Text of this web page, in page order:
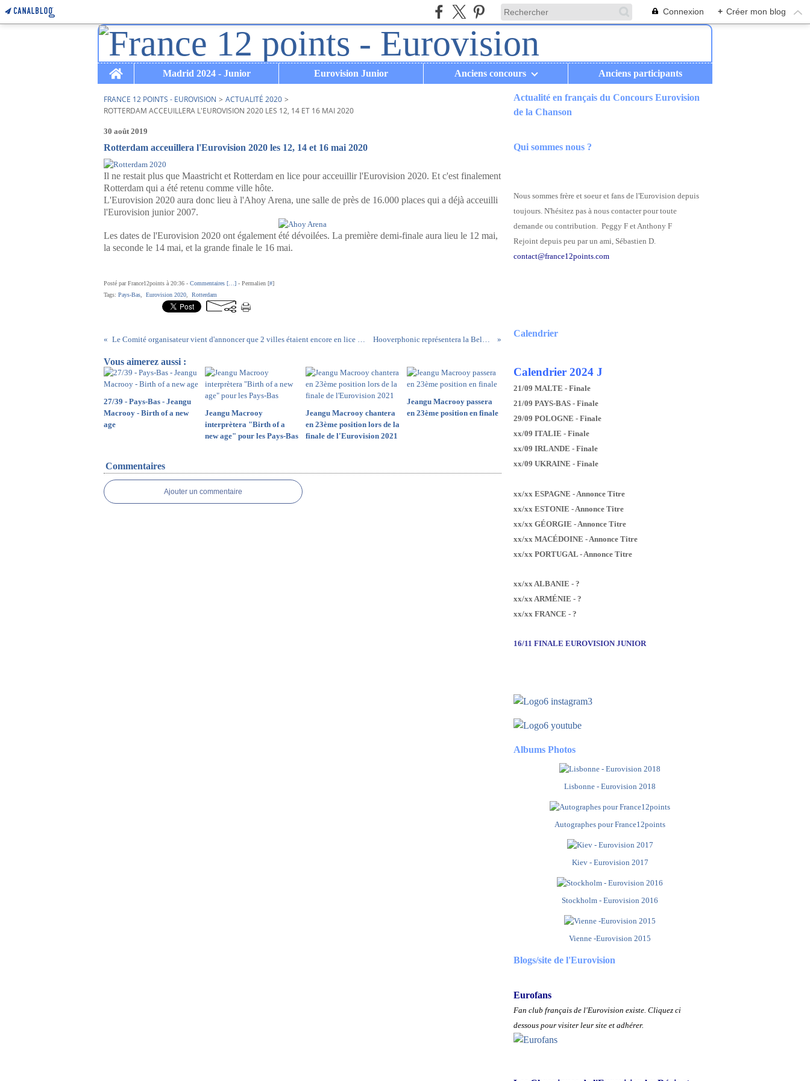
Connexion + Créer mon blog
Home
Madrid 2024 - Junior Eurovision Junior Anciens concours Anciens participants
FRANCE 12 POINTS - EUROVISION > ACTUALITÉ 2020 >
ROTTERDAM ACCEUILLERA L'EUROVISION 2020 LES 12, 14 ET 16 MAI 2020
30 août 2019
Rotterdam acceuillera l'Eurovision 2020 les 12, 14 et 16 mai 2020
Il ne restait plus que Maastricht et Rotterdam en lice pour acceuillir l'Eurovision 2020. Et c'est finalement
Rotterdam qui a été retenu comme ville hôte.
L'Eurovision 2020 aura donc lieu à l'Ahoy Arena, une salle de près de 16.000 places qui a déjà acceuilli
l'Eurovision junior 2007.
Les dates de l'Eurovision 2020 ont également été dévoilées. La première demi-finale aura lieu le 12 mai,
la seconde le 14 mai, et la grande finale le 16 mai.
Posté par France12points à 20:36 - Commentaires [ ] - Permalien [#]
Tags: Pays-Bas Eurovision 2020 Rotterdam
Le Comité organisateur vient d'annoncer que 2 villes étaient encore en lice pour organiser l'Eurovision 2020 Hooverphonic représentera la Belgique à Rotterdam
Vous aimerez aussi :
27/39 - Pays-Bas - Jeangu
Macrooy - Birth of a new
age
Jeangu Macrooy
interprètera "Birth of a
new age" pour les Pays-Bas
Jeangu Macrooy chantera
en 23ème position lors de la
finale de l'Eurovision 2021
Jeangu Macrooy passera
en 23ème position en finale
Commentaires
Ajouter un commentaire
Actualité en français du Concours Eurovision
de la Chanson
Qui sommes nous ?
Nous sommes frère et soeur et fans de l'Eurovision depuis
toujours. N'hésitez pas à nous contacter pour toute
demande ou contribution. Peggy F et Anthony F
Rejoint depuis peu par un ami, Sébastien D.
contact@france12points.com
Calendrier
Calendrier 2024 J
21/09 MALTE - Finale
21/09 PAYS-BAS - Finale
29/09 POLOGNE - Finale
xx/09 ITALIE - Finale
xx/09 IRLANDE - Finale
xx/09 UKRAINE - Finale
xx/xx ESPAGNE - Annonce Titre
xx/xx ESTONIE - Annonce Titre
xx/xx GÉORGIE - Annonce Titre
xx/xx MACÉDOINE - Annonce Titre
xx/xx PORTUGAL - Annonce Titre
xx/xx ALBANIE - ?
xx/xx ARMÉNIE - ?
xx/xx FRANCE - ?
16/11 FINALE EUROVISION JUNIOR
Albums Photos
Lisbonne - Eurovision 2018
Autographes pour France12points
Kiev - Eurovision 2017
Stockholm - Eurovision 2016
Vienne -Eurovision 2015
Blogs/site de l'Eurovision
Eurofans
Fan club français de l'Eurovision existe. Cliquez ci
dessous pour visiter leur site et adhérer.